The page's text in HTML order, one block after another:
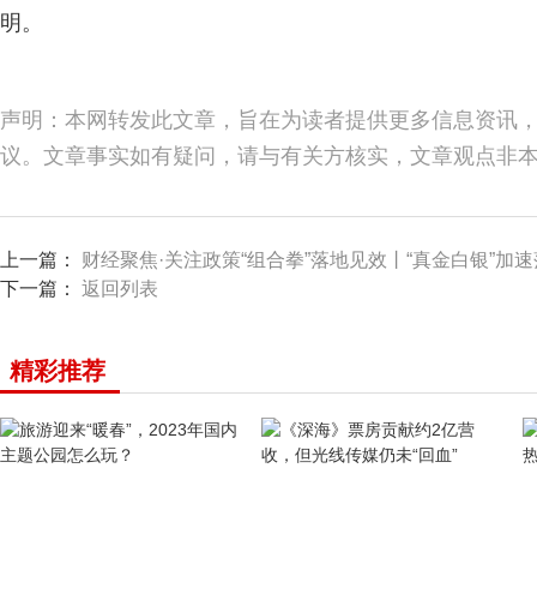
明。
声明：本网转发此文章，旨在为读者提供更多信息资讯
议。文章事实如有疑问，请与有关方核实，文章观点非
上一篇： 财经聚焦·关注政策“组合拳”落地见效丨“真金白银”加
下一篇： 返回列表
精彩推荐